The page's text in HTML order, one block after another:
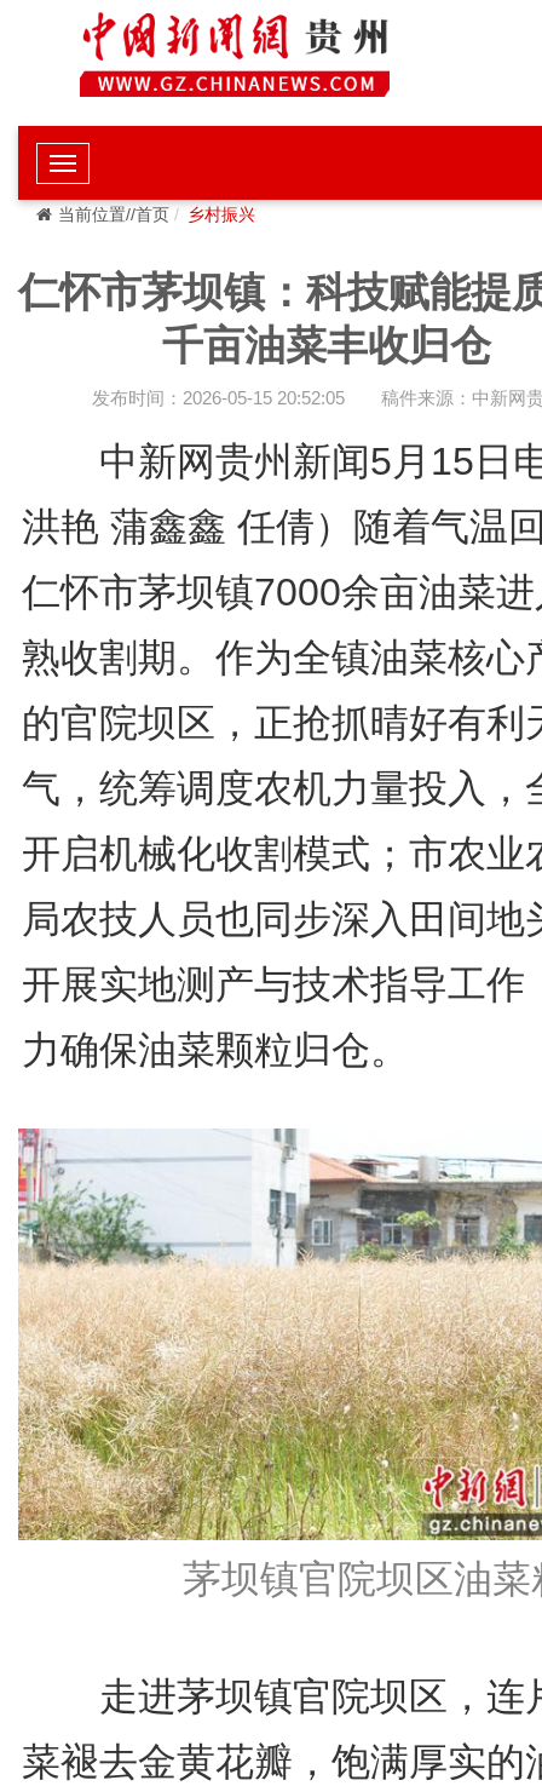
当前位置//首页 乡村振兴
仁怀市茅坝镇：科技赋能提
千亩油菜丰收归仓
发布时间：2026-05-15 20:52:05 稿件来源：中新网
中新网贵州新闻5月15日
洪艳 蒲鑫鑫 任倩）随着气温
仁怀市茅坝镇7000余亩油菜
熟收割期。作为全镇油菜核心
的官院坝区，正抢抓晴好有利
气，统筹调度农机力量投入，
开启机械化收割模式；市农业
局农技人员也同步深入田间地
开展实地测产与技术指导工作
力确保油菜颗粒归仓。
茅坝镇官院坝区油菜
走进茅坝镇官院坝区，连
菜褪去金黄花瓣，饱满厚实的